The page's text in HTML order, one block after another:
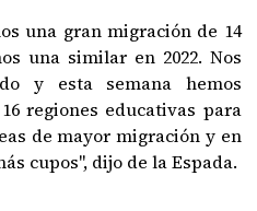
una gran migración de 14
una similar en 2022. Nos
y esta semana hemos
regiones educativas para
de mayor migración y en
cupos", dijo de la Espada.